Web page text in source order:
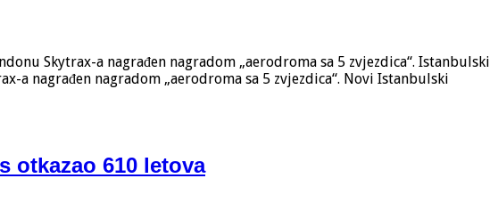
Skytrax-a nagrađen nagradom „aerodroma sa 5 zvjezdica“. Istanbulski
nagrađen nagradom „aerodroma sa 5 zvjezdica“. Novi Istanbulski
otkazao 610 letova